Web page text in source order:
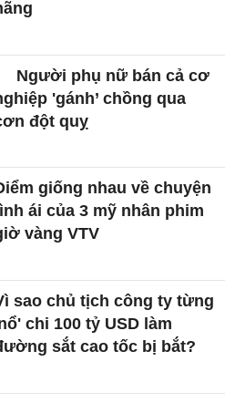
Người phụ nữ bán cả cơ
'gánh’ chồng qua
đột quỵ
giống nhau về chuyện
ái của 3 mỹ nhân phim
vàng VTV
sao chủ tịch công ty từng
chi 100 tỷ USD làm
sắt cao tốc bị bắt?